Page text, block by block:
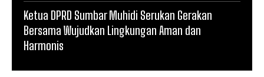
Ketua DPRD Sumbar Muhidi Serukan Gerakan
Bersama Wujudkan Lingkungan Aman dan
Harmonis